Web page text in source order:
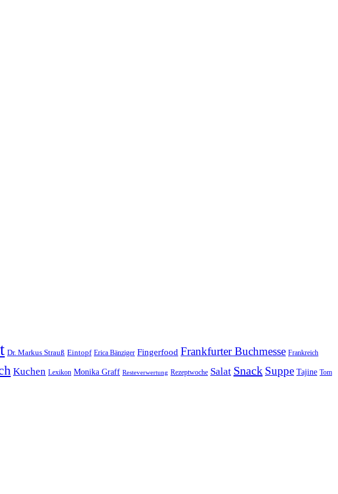
Dr. Markus Strauß Eintopf Erica Bänziger Fingerfood Frankfurter Buchmesse Frankreich
Kuchen Lexikon Monika Graff Resteverwertung Rezeptwoche Salat Snack Suppe Tajine Tom